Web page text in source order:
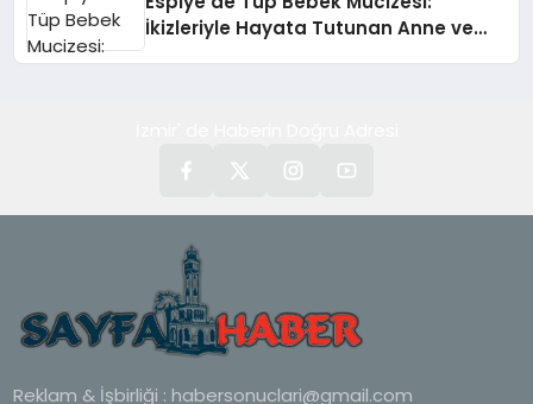
İkizleriyle Hayata Tutunan Anne ve
Reklam & İşbirliği : habersonuclari@gmail.com